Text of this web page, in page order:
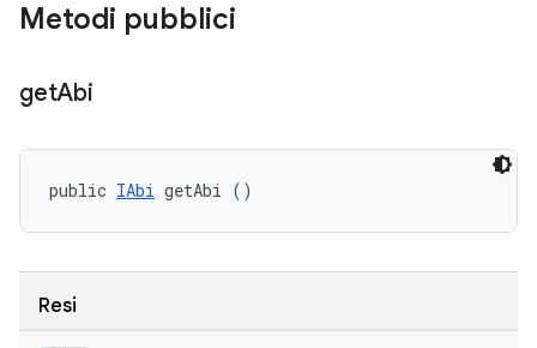
Metodi pubblici
getAbi
public IAbi getAbi ()
Resi